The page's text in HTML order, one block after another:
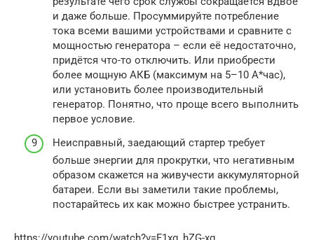
и даже больше. Просуммируйте потребление
тока всеми вашими устройствами и сравните с
мощностью генератора – если её недостаточно,
придётся что-то отключить. Или приобрести
более мощную АКБ (максимум на 5–10 А*час),
или установить более производительный
генератор. Понятно, что проще всего выполнить
первое условие.
Неисправный, заедающий стартер требует
больше энергии для прокрутки, что негативным
образом скажется на живучести аккумуляторной
батареи. Если вы заметили такие проблемы,
постарайтесь их как можно быстрее устранить.